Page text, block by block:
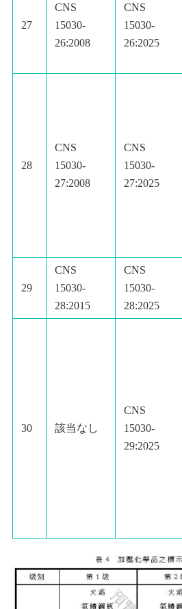
27
CNS
15030-
26:2008
CNS
15030-
26:2025
28
CNS
15030-
27:2008
CNS
15030-
27:2025
29
CNS
15030-
28:2015
CNS
15030-
28:2025
30 該当なし
CNS
15030-
29:2025